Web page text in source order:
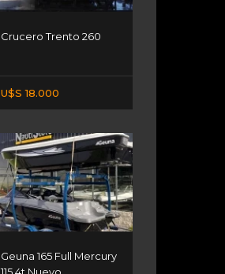
Crucero Trento 260
U$S 18.000
Geuna 165 Full Mercury